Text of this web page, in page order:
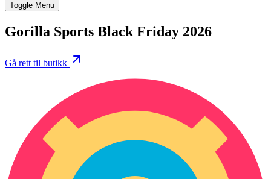
Toggle Menu
Gorilla Sports Black Friday 2026
Gå rett til butikk